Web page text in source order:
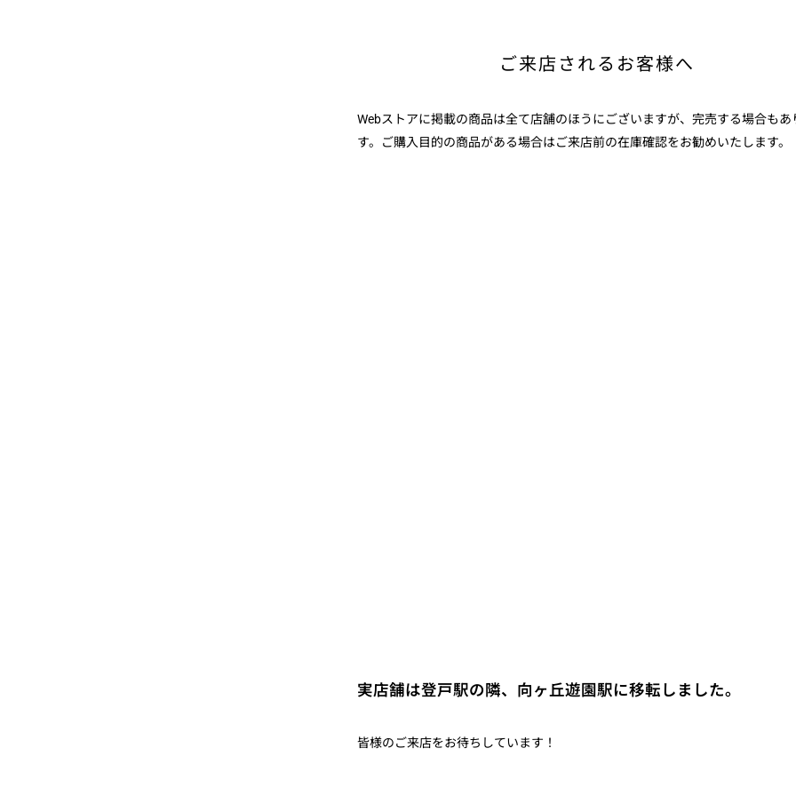
ご来店されるお客様へ
Webストアに掲載の商品は全て店舗のほうにございますが、完売する場合もあ
す。ご購入目的の商品がある場合はご来店前の在庫確認をお勧めいたします。
実店舗は登戸駅の隣、向ヶ丘遊園駅に移転しました。
皆様のご来店をお待ちしています！